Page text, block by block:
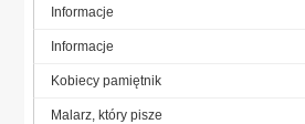
Informacje
Informacje
Kobiecy pamiętnik
Malarz, który pisze